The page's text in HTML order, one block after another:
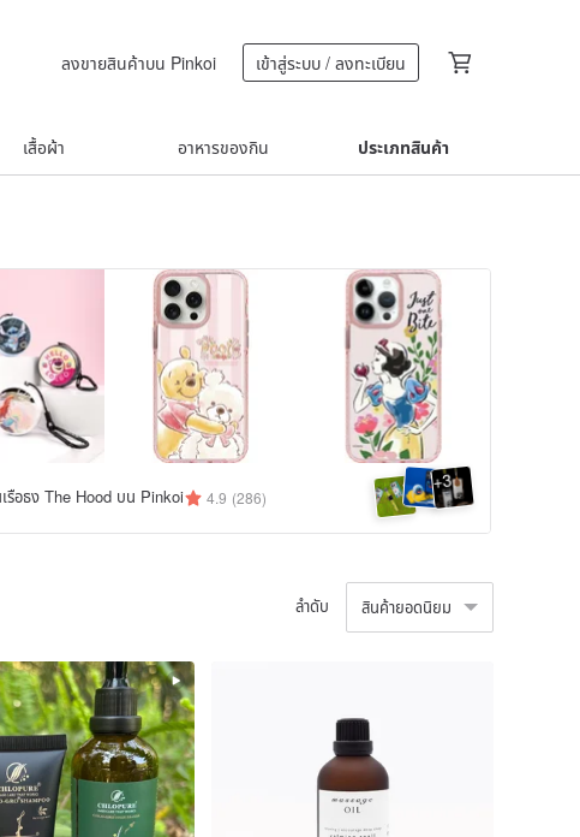
ลงขายสินค้าบน Pinkoi เข้าสู่ระบบ / ลงทะเบียน
เสื้อผ้า อาหารของกิน ประเภทสินค้า
เรือธง The Hood บน Pinkoi 4.9 (286) +3
ลำดับ สินค้ายอดนิยม